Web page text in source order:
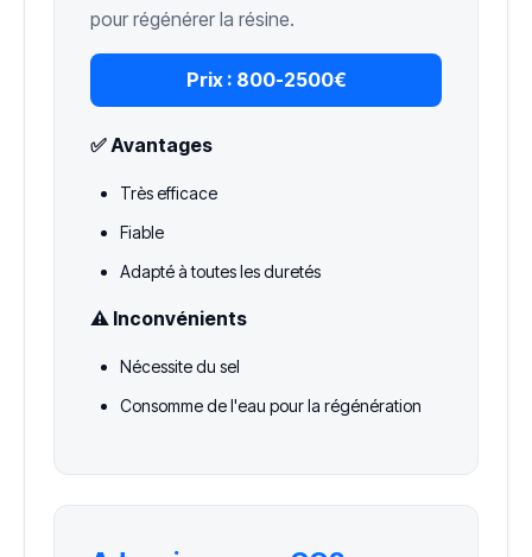
pour régénérer la résine.
Prix : 800-2500€
✅ Avantages
Très efficace
Fiable
Adapté à toutes les duretés
⚠️ Inconvénients
Nécessite du sel
Consomme de l'eau pour la régénération